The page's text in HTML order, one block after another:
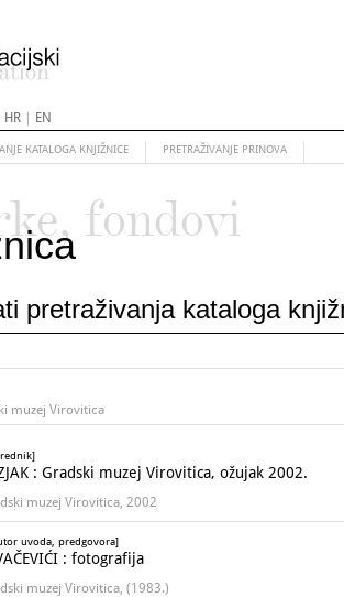
HR| EN
KATALOGA KNJIŽNICE PRETRAŽIVANJE PRINOVA
fondovi
pretraživanja kataloga
muzej Virovitica
: Gradski muzej Virovitica, ožujak 2002.
muzej Virovitica, 2002
uvoda, predgovora]
: fotografija
muzej Virovitica, (1983.)